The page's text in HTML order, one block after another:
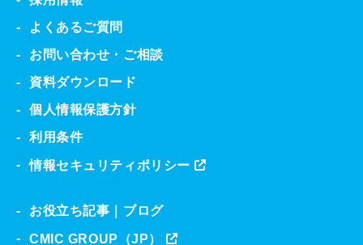
よくあるご質問
お問い合わせ・ご相談
資料ダウンロード
個人情報保護方針
利用条件
情報セキュリティポリシー
お役立ち記事｜ブログ
CMIC GROUP（JP）